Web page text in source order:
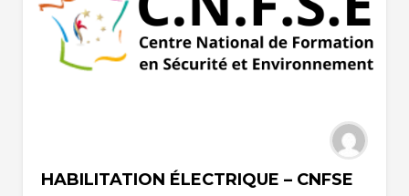
HABILITATION ÉLECTRIQUE – CNFSE